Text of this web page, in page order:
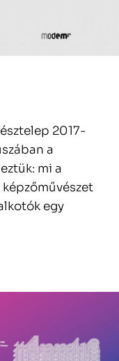
2017-
a
mi a
egy